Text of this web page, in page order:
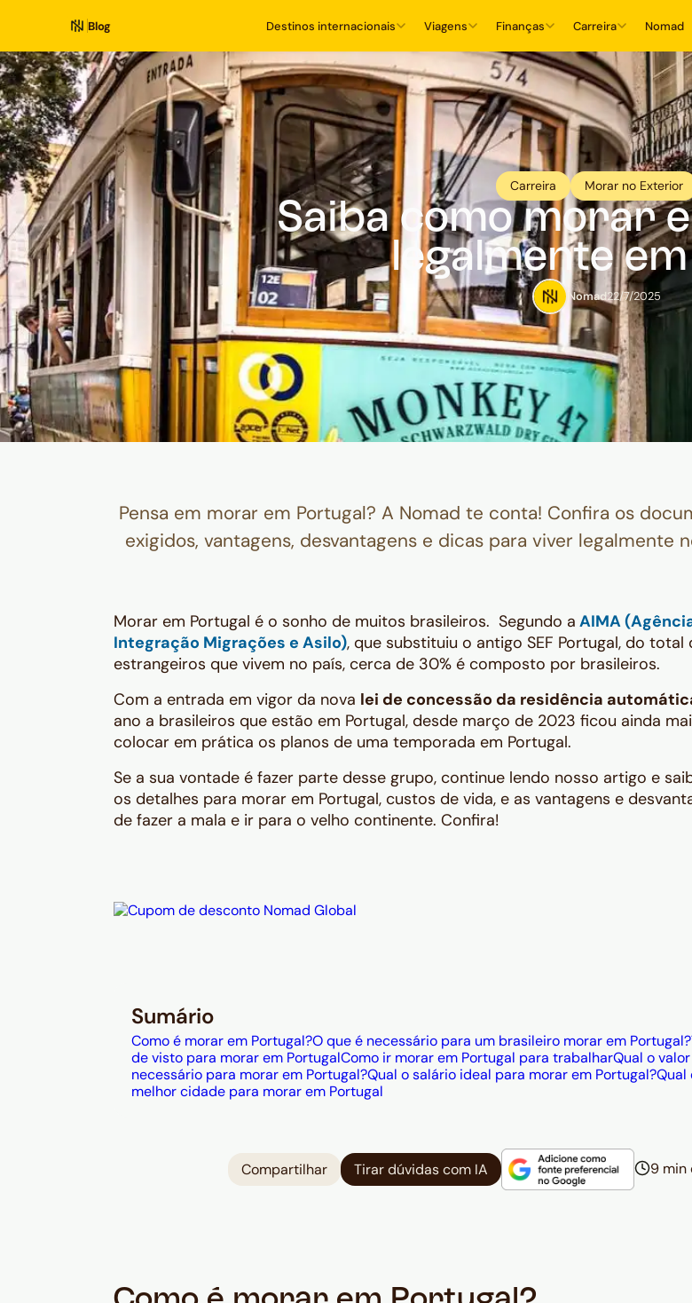
Blog Destinos internacionais Viagens Finanças Carreira Nomad
Carreira Morar no Exterior
Saiba como morar
legalmente
Nomad22/7/2025
Pensa em morar em Portugal? A Nomad te conta! Confira os
exigidos, vantagens, desvantagens e dicas para viver legalmente
Morar em Portugal é o sonho de muitos brasileiros. Segundo a AIMA
Integração Migrações e Asilo), que substituiu o antigo SEF Portugal, do total
estrangeiros que vivem no país, cerca de 30% é composto por brasileiros.
Com a entrada em vigor da nova lei de concessão da residência
ano a brasileiros que estão em Portugal, desde março de 2023 ficou ainda
colocar em prática os planos de uma temporada em Portugal.
Se a sua vontade é fazer parte desse grupo, continue lendo nosso artigo e
os detalhes para morar em Portugal, custos de vida, e as vantagens e
de fazer a mala e ir para o velho continente. Confira!
Sumário
Como é morar em Portugal?O que é necessário para um brasileiro morar em Portugal?
de visto para morar em PortugalComo ir morar em Portugal para trabalharQual o valor
necessário para morar em Portugal?Qual o salário ideal para morar em Portugal?Qual
melhor cidade para morar em Portugal
Compartilhar Tirar dúvidas com IA 9 min